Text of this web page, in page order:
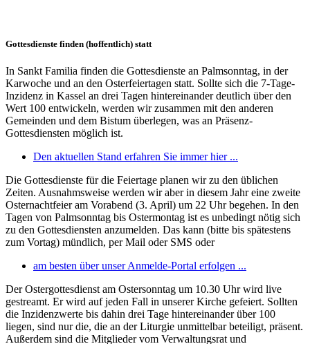
Gottesdienste finden (hoffentlich) statt
In Sankt Familia finden die Gottesdienste an Palmsonntag, in der
Karwoche und an den Osterfeiertagen statt. Sollte sich die 7-Tage-
Inzidenz in Kassel an drei Tagen hintereinander deutlich über den
Wert 100 entwickeln, werden wir zusammen mit den anderen
Gemeinden und dem Bistum überlegen, was an Präsenz-
Gottesdiensten möglich ist.
Den aktuellen Stand erfahren Sie immer hier ...
Die Gottesdienste für die Feiertage planen wir zu den üblichen
Zeiten. Ausnahmsweise werden wir aber in diesem Jahr eine zweite
Osternachtfeier am Vorabend (3. April) um 22 Uhr begehen. In den
Tagen von Palmsonntag bis Ostermontag ist es unbedingt nötig sich
zu den Gottesdiensten anzumelden. Das kann (bitte bis spätestens
zum Vortag) mündlich, per Mail oder SMS oder
am besten über unser Anmelde-Portal erfolgen ...
Der Ostergottesdienst am Ostersonntag um 10.30 Uhr wird live
gestreamt. Er wird auf jeden Fall in unserer Kirche gefeiert. Sollten
die Inzidenzwerte bis dahin drei Tage hintereinander über 100
liegen, sind nur die, die an der Liturgie unmittelbar beteiligt, präsent.
Außerdem sind die Mitglieder vom Verwaltungsrat und